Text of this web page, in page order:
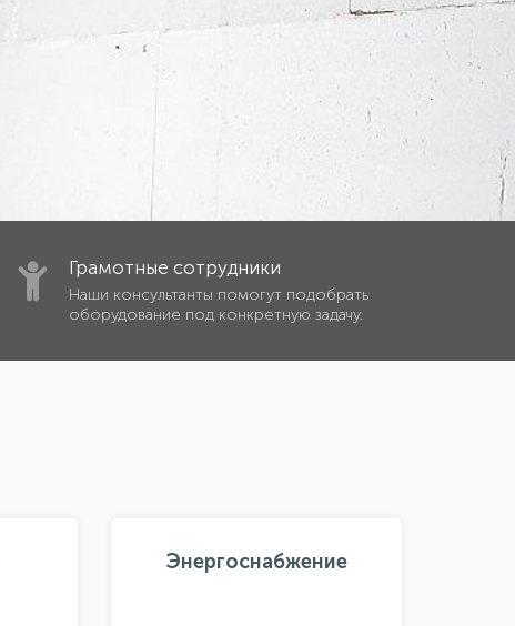
Грамотные сотрудники
Наши консультанты помогут подобрать
оборудование под конкретную задачу.
Энергоснабжение